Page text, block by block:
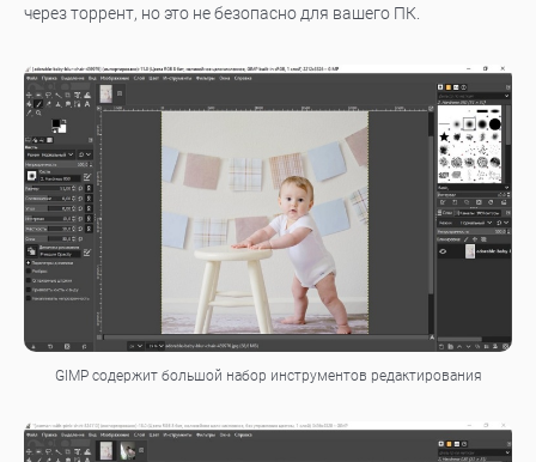
через торрент, но это не безопасно для вашего ПК.
GIMP cодержит большой набор инструментов редактирования